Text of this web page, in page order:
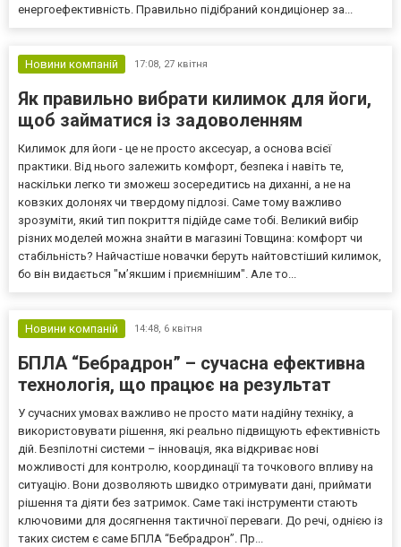
енергоефективність. Правильно підібраний кондиціонер за...
Новини компаній 17:08, 27 квітня
Як правильно вибрати килимок для йоги,
щоб займатися із задоволенням
Килимок для йоги - це не просто аксесуар, а основа всієї
практики. Від нього залежить комфорт, безпека і навіть те,
наскільки легко ти зможеш зосередитись на диханні, а не на
ковзких долонях чи твердому підлозі. Саме тому важливо
зрозуміти, який тип покриття підійде саме тобі. Великий вибір
різних моделей можна знайти в магазині Товщина: комфорт чи
стабільність? Найчастіше новачки беруть найтовстіший килимок,
бо він видається "м’якшим і приємнішим". Але то...
Новини компаній 14:48, 6 квітня
БПЛА “Бебрадрон” – сучасна ефективна
технологія, що працює на результат
У сучасних умовах важливо не просто мати надійну техніку, а
використовувати рішення, які реально підвищують ефективність
дій. Безпілотні системи – інновація, яка відкриває нові
можливості для контролю, координації та точкового впливу на
ситуацію. Вони дозволяють швидко отримувати дані, приймати
рішення та діяти без затримок. Саме такі інструменти стають
ключовими для досягнення тактичної переваги. До речі, однією із
таких систем є саме БПЛА “Бебрадрон”. Пр...